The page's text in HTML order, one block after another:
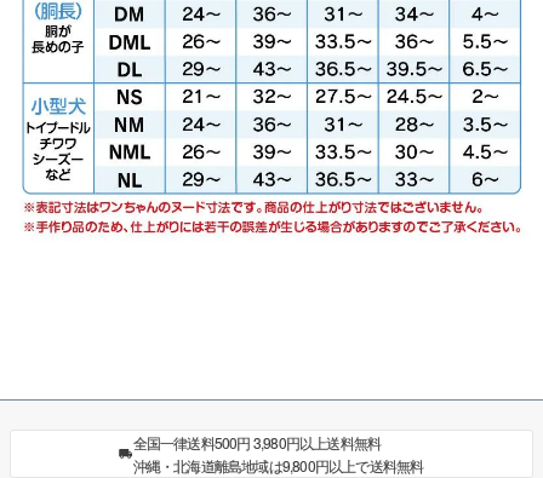
全国一律送料500円 3,980円以上送料無料
沖縄・北海道離島地域は9,800円以上で送料無料